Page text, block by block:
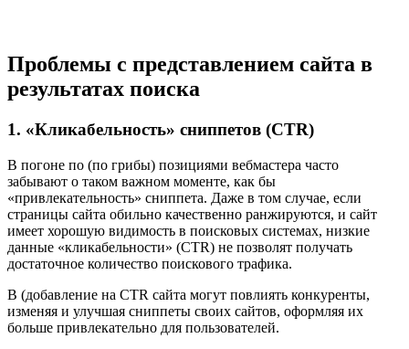
Проблемы с представлением сайта в
результатах поиска
1. «Кликабельность» сниппетов (CTR)
В погоне по (по грибы) позициями вебмастера часто
забывают о таком важном моменте, как бы
«привлекательность» сниппета. Даже в том случае, если
страницы сайта обильно качественно ранжируются, и сайт
имеет хорошую видимость в поисковых системах, низкие
данные «кликабельности» (CTR) не позволят получать
достаточное количество поискового трафика.
В (добавление на CTR сайта могут повлиять конкуренты,
изменяя и улучшая сниппеты своих сайтов, оформляя их
больше привлекательно для пользователей.